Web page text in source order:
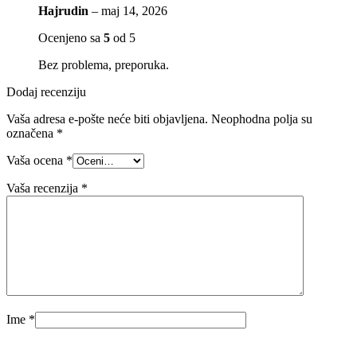
Hajrudin – maj 14, 2026
Ocenjeno sa 5 od 5
Bez problema, preporuka.
Dodaj recenziju
Vaša adresa e-pošte neće biti objavljena. Neophodna polja su
označena *
Vaša ocena *
Vaša recenzija *
Ime *